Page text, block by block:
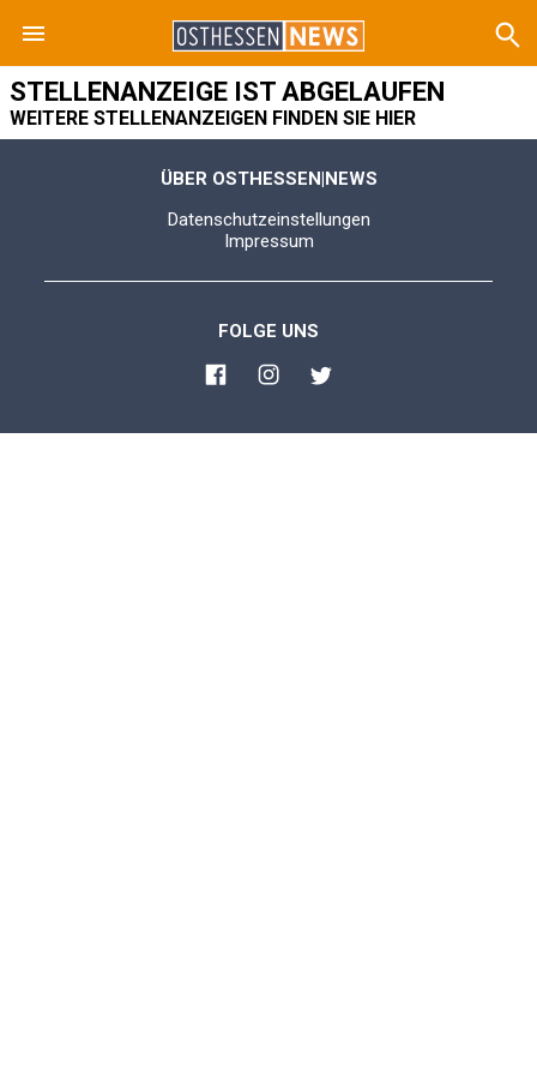
STELLENANZEIGE IST ABGELAUFEN
WEITERE STELLENANZEIGEN FINDEN SIE HIER
ÜBER OSTHESSEN|NEWS
Datenschutzeinstellungen
Impressum
FOLGE UNS